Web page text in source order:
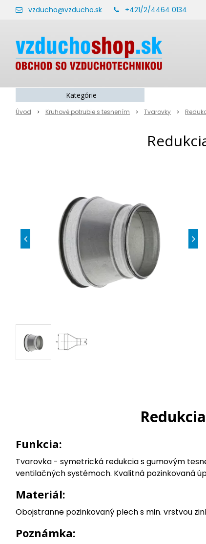
vzducho@vzducho.sk +421/2/4464 0134
Úvod Kruhové potrubie s tesnením Tvarovky
Funkcia:
Tvarovka - symetrická redukcia s gumovým
ventilačných systémoch. Kvalitná pozinkovaná
Materiál:
Obojstranne pozinkovaný plech s min. vrstvou
Poznámka:
Kategórie